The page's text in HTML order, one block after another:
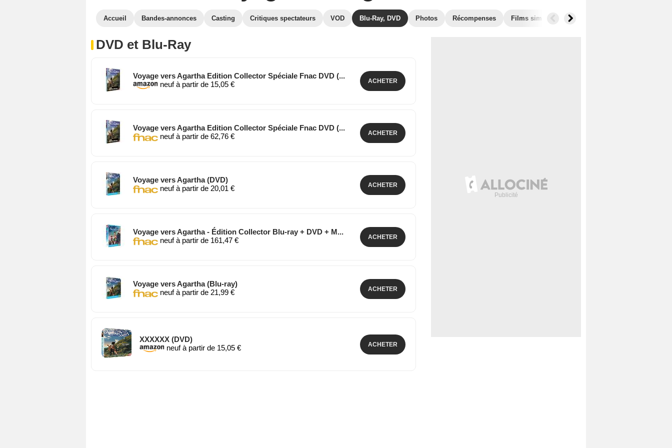
Accueil Bandes-annonces Casting Critiques spectateurs VOD Blu-Ray, DVD Photos Récompenses Films similaires
DVD et Blu-Ray
Voyage vers Agartha Edition Collector Spéciale Fnac DVD (...
neuf à partir de 15,05 €
ACHETER
Voyage vers Agartha Edition Collector Spéciale Fnac DVD (...
neuf à partir de 62,76 €
ACHETER
Voyage vers Agartha (DVD)
neuf à partir de 20,01 €
ACHETER
Voyage vers Agartha - Édition Collector Blu-ray + DVD + M...
neuf à partir de 161,47 €
ACHETER
Voyage vers Agartha (Blu-ray)
neuf à partir de 21,99 €
ACHETER
XXXXXX (DVD)
neuf à partir de 15,05 €
ACHETER